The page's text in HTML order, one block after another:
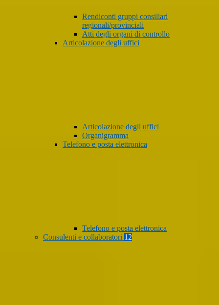
Rendiconti gruppi consiliari
regionali/provinciali
Atti degli organi di controllo
Articolazione degli uffici
Articolazione degli uffici
Organigramma
Telefono e posta elettronica
Telefono e posta elettronica
Consulenti e collaboratori 12